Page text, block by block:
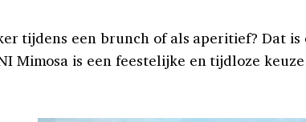
tijdens een brunch of als aperitief? Dat
Mimosa is een feestelijke en tijdloze